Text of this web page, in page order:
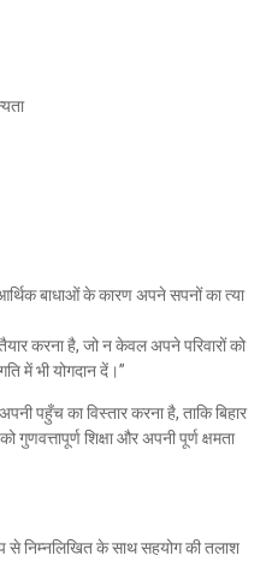
बाधाओंकेकारणअपनेसपनोंकात्या
करनाहै, जोनकेवलअपनेपरिवारोंको
मेंभीयोगदानदें।”
अपनीपहुँचकाविस्तारकरनाहै, ताकिबिहार
कोगुणवत्तापूर्णशिक्षाऔरअपनीपूर्णक्षमता
सेनिम्नलिखितकेसाथसहयोगकीतलाश